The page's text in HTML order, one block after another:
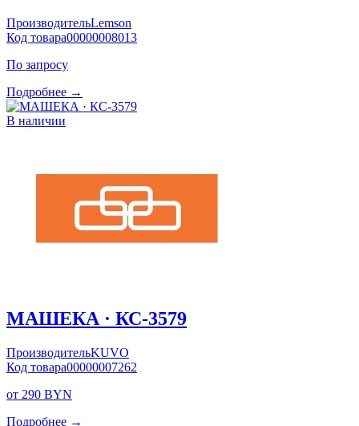
ПроизводительLemson
Код товара00000008013
По запросу
Подробнее →
В наличии
МАШЕКА · КС-3579
ПроизводительKUVO
Код товара00000007262
от 290 BYN
Подробнее →